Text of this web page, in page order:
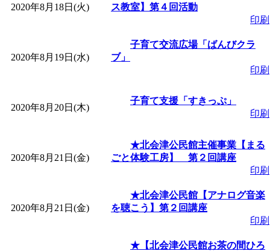
「皆鶴姫のこびる塾
～」 受付期間：～
みなづる号乗車体
de 健康づくり」
」
2020年8月18日(火)
ス教室】第４回活動
印刷
2020年8月19日(水)
子育て交流広場「ばんびクラ
ブ」
印刷
2020年8月20日(木)
子育て支援「すきっぷ」
印刷
2020年8月21日(金)
★北会津公民館主催事業【まる
ごと体験工房】 第２回講座
印刷
2020年8月21日(金)
★北会津公民館【アナログ音楽
を聴こう】第２回講座
印刷
★【北会津公民館お茶の間ひろ